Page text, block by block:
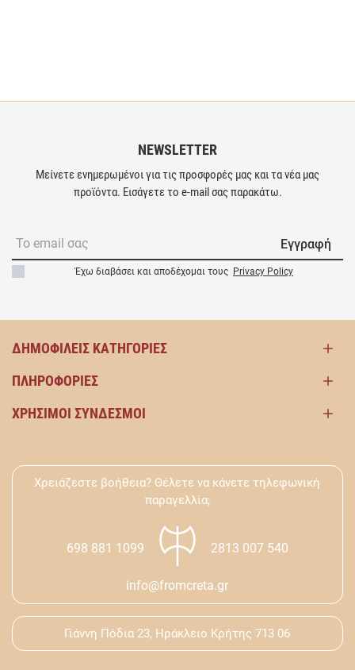
NEWSLETTER
Μείνετε ενημερωμένοι για τις προσφορές μας και τα νέα μας
προϊόντα. Εισάγετε το e-mail σας παρακάτω.
Εγγραφή
Έχω διαβάσει και αποδέχομαι τους Privacy Policy
ΔΗΜΟΦΙΛΕΊΣ ΚΑΤΗΓΟΡΊΕΣ
ΠΛΗΡΟΦΟΡΊΕΣ
ΧΡΉΣΙΜΟΙ ΣΎΝΔΕΣΜΟΙ
Χρειάζεστε βοήθεια? Θέλετε να κάνετε τηλεφωνική
παραγελλία;
698 881 1099 2813 007 540
info@fromcreta.gr
Γιάννη Πόδια 23, Ηράκλειο Κρήτης 713 06